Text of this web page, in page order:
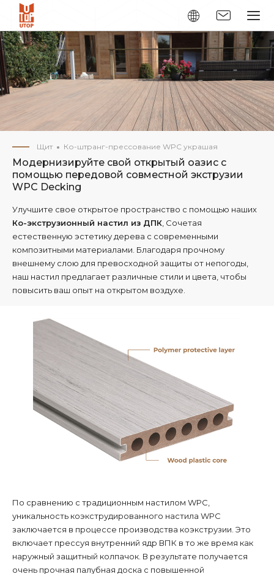
Щит Ко-штранг-прессование WPC украшая
Модернизируйте свой открытый оазис с
помощью передовой совместной экструзии
WPC Decking
Улучшите свое открытое пространство с помощью наших
Ко-экструзионный настил из ДПК, Сочетая
естественную эстетику дерева с современными
композитными материалами. Благодаря прочному
внешнему слою для превосходной защиты от непогоды,
наш настил предлагает различные стили и цвета, чтобы
повысить ваш опыт на открытом воздухе.
По сравнению с традиционным настилом WPC,
уникальность коэкструдированного настила WPC
заключается в процессе производства коэкструзии. Это
включает прессуя внутренний ядр ВПК в то же время как
наружный защитный колпачок. В результате получается
очень прочная палубная доска с повышенной